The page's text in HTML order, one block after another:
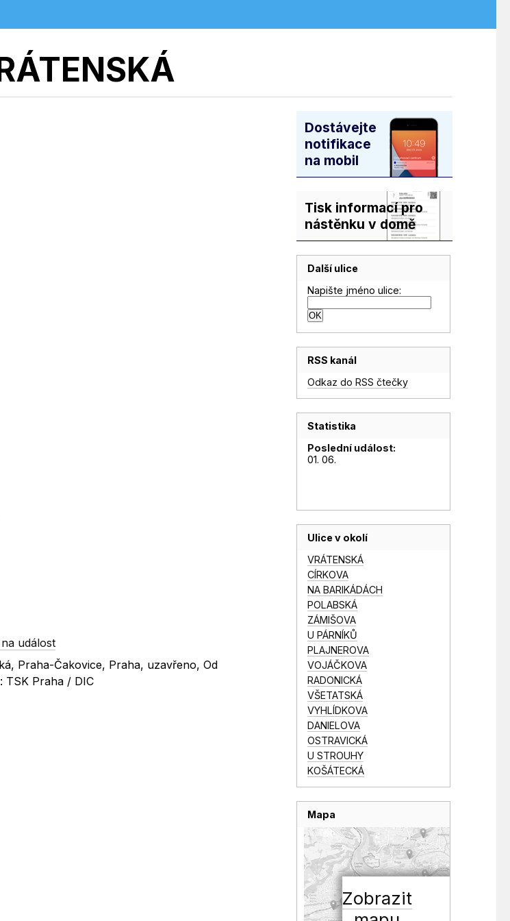
událost
Praha-Čakovice, Praha, uzavřeno, Od
TSK Praha / DIC
Dostávejte
notifikace
na mobil
Tisk informací pro
nástěnku v domě
Další ulice
Napište jméno ulice:
RSS kanál
Odkaz do RSS čtečky
Statistika
Poslední událost:
01. 06.
Ulice v okolí
VRÁTENSKÁ
CÍRKOVA
NA BARIKÁDÁCH
POLABSKÁ
ZÁMIŠOVA
U PÁRNÍKŮ
PLAJNEROVA
VOJÁČKOVA
RADONICKÁ
VŠETATSKÁ
VYHLÍDKOVA
DANIELOVA
OSTRAVICKÁ
U STROUHY
KOŠÁTECKÁ
Mapa
Zobrazit